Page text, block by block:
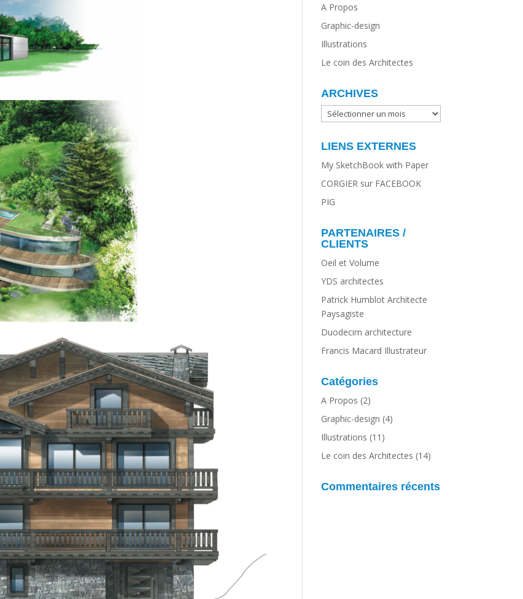
A Propos
Graphic-design
Illustrations
Le coin des Architectes
ARCHIVES
ARCHIVES
LIENS EXTERNES
My SketchBook with Paper
CORGIER sur FACEBOOK
PIG
PARTENAIRES /
CLIENTS
Oeil et Volume
YDS architectes
Patrick Humblot Architecte
Paysagiste
Duodecim architecture
Francis Macard Illustrateur
Catégories
A Propos (2)
Graphic-design (4)
Illustrations (11)
Le coin des Architectes (14)
Commentaires récents